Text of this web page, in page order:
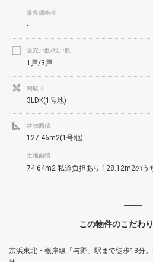
最多価格帯
-
販売戸数/総戸数
1戸/3戸
間取り
3LDK(1号地)
建物面積
127.46m2(1号地)
土地面積
74.64m2 私道負担あり 128.12m2のう
この物件のこだわ
京浜東北・根岸線「与野」駅まで徒歩13分